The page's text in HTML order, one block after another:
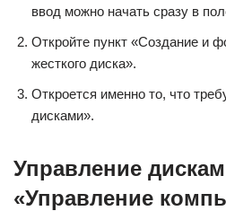
ввод можно начать сразу в
Откройте пункт «Создание и
жесткого диска».
Откроется именно то, что
дисками».
Управление
«Управление